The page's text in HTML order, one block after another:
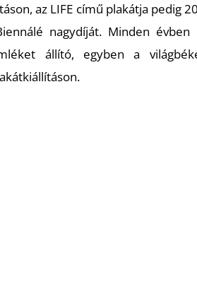
az LIFE című plakátja pedig
nagydíját. Minden
állító, egyben a